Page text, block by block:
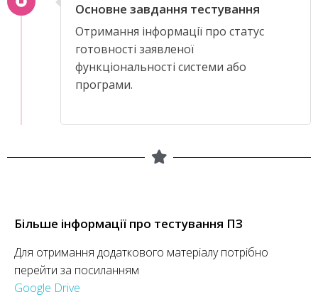
Основне завдання тестування
Отримання інформації про статус
готовності заявленої
функціональності системи або
програми.
Більше інформації про тестування ПЗ
Для отримання додаткового матеріалу потрібно
перейти за посиланням
Google Drive